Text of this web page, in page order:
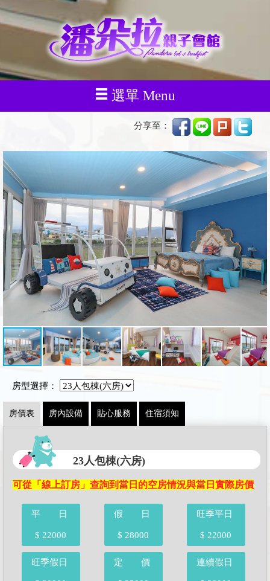
選單 Menu
分享至：
房型選擇：
房價表 房內設備 貼心服務 住宿須知
23人包棟(六房)
可從「線上訂房」查詢到當日的空房情況與當日實際房價
平 日
$ 22000
假 日
$ 28000
旺季平日
$ 22000
旺季假日 定 價 連續假日